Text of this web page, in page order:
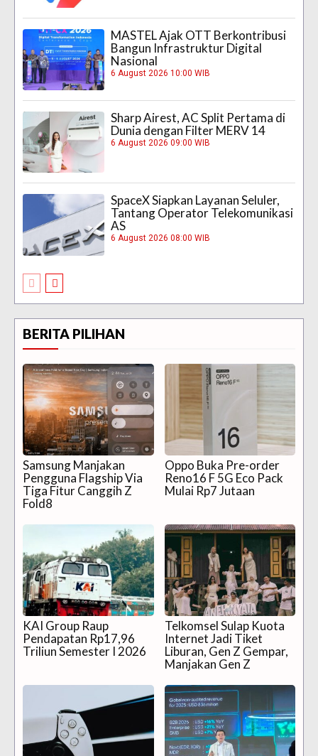
MASTEL Ajak OTT Berkontribusi
Bangun Infrastruktur Digital
Nasional
6 August 2026 10:00 WIB
Sharp Airest, AC Split Pertama di
Dunia dengan Filter MERV 14
6 August 2026 09:00 WIB
SpaceX Siapkan Layanan Seluler,
Tantang Operator Telekomunikasi
AS
6 August 2026 08:00 WIB
BERITA PILIHAN
Samsung Manjakan
Pengguna Flagship Via
Tiga Fitur Canggih Z
Fold8
Oppo Buka Pre-order
Reno16 F 5G Eco Pack
Mulai Rp7 Jutaan
KAI Group Raup
Pendapatan Rp17,96
Triliun Semester I 2026
Telkomsel Sulap Kuota
Internet Jadi Tiket
Liburan, Gen Z Gempar,
Manjakan Gen Z